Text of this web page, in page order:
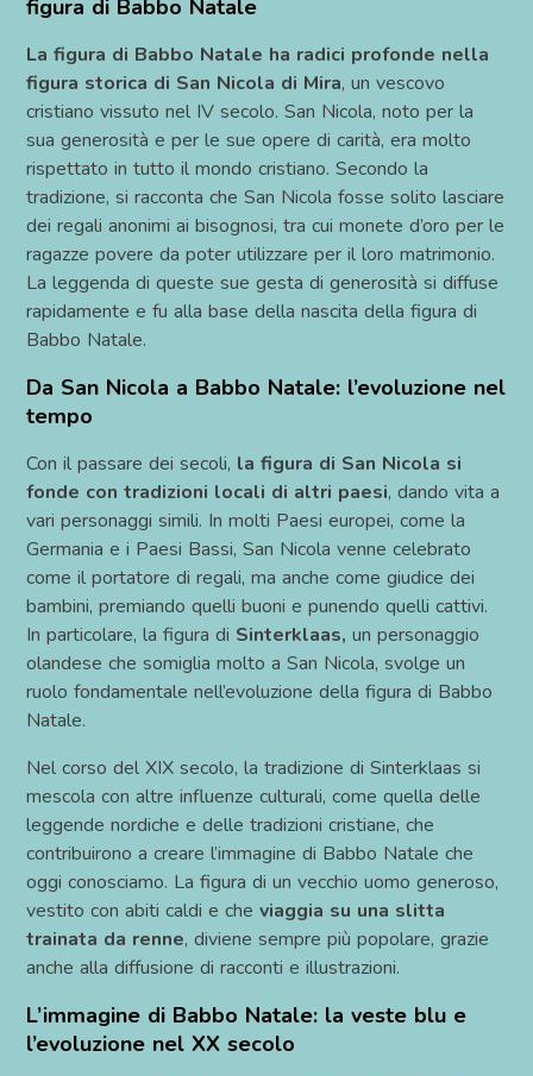
figura di Babbo Natale
La figura di Babbo Natale ha radici profonde nella
figura storica di San Nicola di Mira, un vescovo
cristiano vissuto nel IV secolo. San Nicola, noto per la
sua generosità e per le sue opere di carità, era molto
rispettato in tutto il mondo cristiano. Secondo la
tradizione, si racconta che San Nicola fosse solito lasciare
dei regali anonimi ai bisognosi, tra cui monete d’oro per le
ragazze povere da poter utilizzare per il loro matrimonio.
La leggenda di queste sue gesta di generosità si diffuse
rapidamente e fu alla base della nascita della figura di
Babbo Natale.
Da San Nicola a Babbo Natale: l’evoluzione nel
tempo
Con il passare dei secoli, la figura di San Nicola si
fonde con tradizioni locali di altri paesi, dando vita a
vari personaggi simili. In molti Paesi europei, come la
Germania e i Paesi Bassi, San Nicola venne celebrato
come il portatore di regali, ma anche come giudice dei
bambini, premiando quelli buoni e punendo quelli cattivi.
In particolare, la figura di Sinterklaas, un personaggio
olandese che somiglia molto a San Nicola, svolge un
ruolo fondamentale nell’evoluzione della figura di Babbo
Natale.
Nel corso del XIX secolo, la tradizione di Sinterklaas si
mescola con altre influenze culturali, come quella delle
leggende nordiche e delle tradizioni cristiane, che
contribuirono a creare l’immagine di Babbo Natale che
oggi conosciamo. La figura di un vecchio uomo generoso,
vestito con abiti caldi e cheviaggia su una slitta
trainata da renne, diviene sempre più popolare, grazie
anche alla diffusione di racconti e illustrazioni.
L’immagine di Babbo Natale: la veste blu e
l’evoluzione nel XX secolo